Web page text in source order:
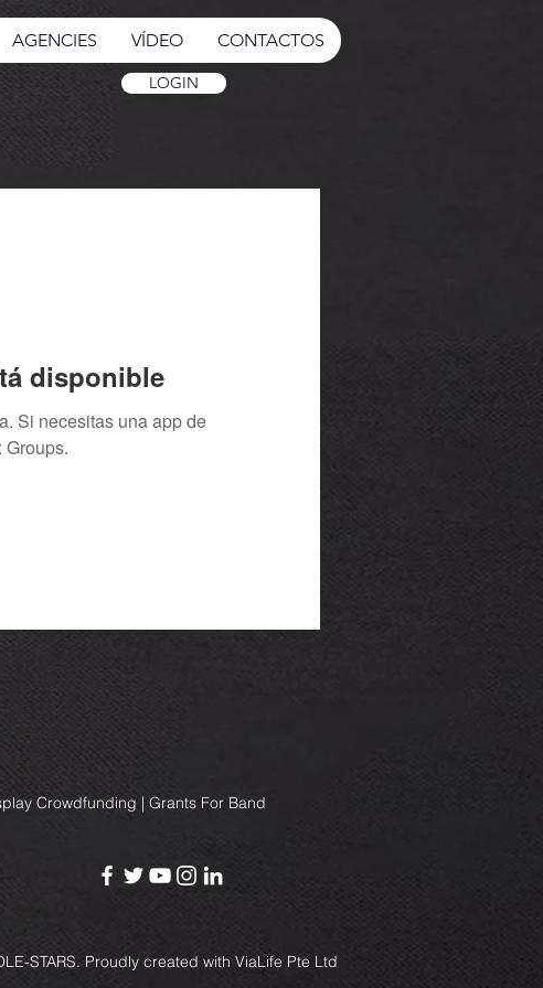
AGENCIES VÍDEO CONTACTOS
LOGIN
disponible
Si necesitas una app de
Crowdfunding | Grants For Band
STARS. Proudly created with ViaLife Pte Ltd